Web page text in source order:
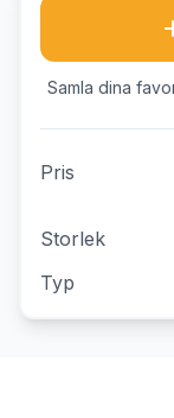
Samla dina
Pris
Storlek
Typ